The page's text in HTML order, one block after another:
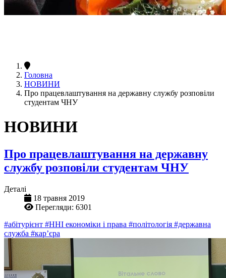
Головна
НОВИНИ
Про працевлаштування на державну службу розповіли
студентам ЧНУ
НОВИНИ
Про працевлаштування на державну
службу розповіли студентам ЧНУ
Деталі
18 травня 2019
Перегляди: 6301
#абітурієнт #ННІ економіки і права #політологія #державна
служба #кар’єра